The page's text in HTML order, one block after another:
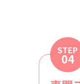
STEP
04